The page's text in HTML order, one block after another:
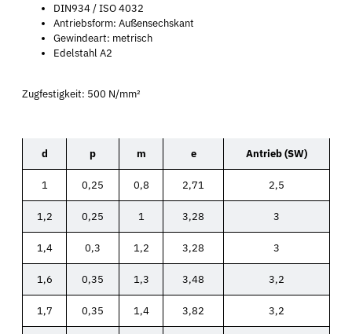
DIN934 / ISO 4032
Antriebsform: Außensechskant
Gewindeart: metrisch
Edelstahl A2
Zugfestigkeit: 500 N/mm²
d p m e Antrieb (SW)
1 0,25 0,8 2,71 2,5
1,2 0,25 1 3,28 3
1,4 0,3 1,2 3,28 3
1,6 0,35 1,3 3,48 3,2
1,7 0,35 1,4 3,82 3,2